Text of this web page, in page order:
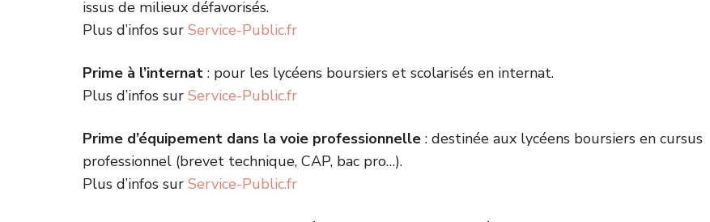
issus de milieux défavorisés.
Plus d’infos sur Service-Public.fr
Prime à l’internat : pour les lycéens boursiers et scolarisés en internat.
Plus d’infos sur Service-Public.fr
Prime d’équipement dans la voie professionnelle : destinée aux lycéens boursiers en cursus
professionnel (brevet technique, CAP, bac pro…).
Plus d’infos sur Service-Public.fr